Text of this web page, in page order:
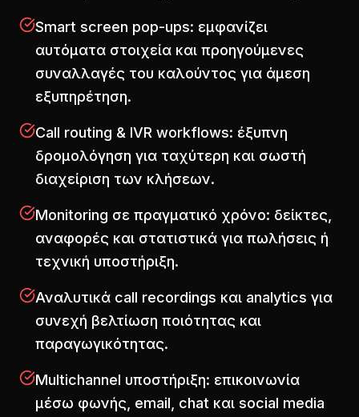
Smart screen pop-ups: εμφανίζει
αυτόματα στοιχεία και προηγούμενες
συναλλαγές του καλούντος για άμεση
εξυπηρέτηση.
Call routing & IVR workflows: έξυπνη
δρομολόγηση για ταχύτερη και σωστή
διαχείριση των κλήσεων.
Monitoring σε πραγματικό χρόνο: δείκτες,
αναφορές και στατιστικά για πωλήσεις ή
τεχνική υποστήριξη.
Αναλυτικά call recordings και analytics για
συνεχή βελτίωση ποιότητας και
παραγωγικότητας.
Multichannel υποστήριξη: επικοινωνία
μέσω φωνής, email, chat και social media